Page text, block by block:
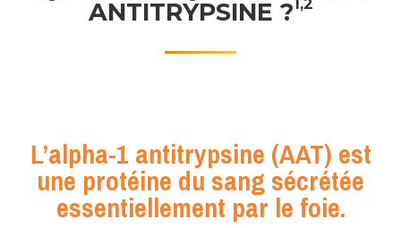
ANTITRYPSINE ?1,2
L’alpha-1 antitrypsine (AAT) est
une protéine du sang sécrétée
essentiellement par le foie.